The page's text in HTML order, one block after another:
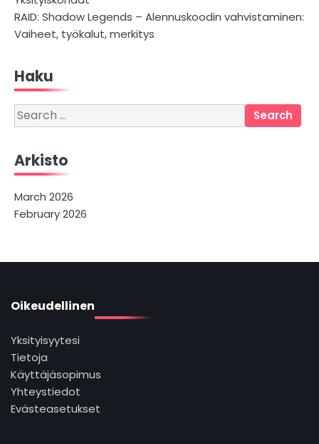
RAID: Shadow Legends – Alennuskoodin vahvistaminen:
Vaiheet, työkalut, merkitys
Haku
Search
for:
Arkisto
March 2026
February 2026
Oikeudellinen
Yksityisyytesi
Tietoja
Käyttäjäsopimus
Yhteystiedot
Evästeasetukset